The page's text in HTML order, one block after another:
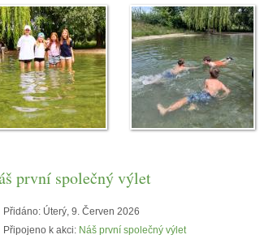
první společný výlet
Přidáno: Úterý, 9. Červen 2026
Připojeno k akci: Náš první společný výlet